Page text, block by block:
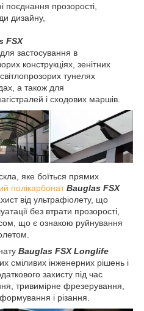
поєднання прозорості,
дизайну,
FSX
застосування в
конструкціях, зенітних
тунелях
а також для
і сходових маршів.
яке боїться прямих
полікарбонат Bauglas FSX
від ультрафіолету, що
без втрати прозорості,
що є ознакою руйнування
Bauglas FSX Longlife
сміливих інженерних рішень і
захисту під час
тривимірне фрезерування,
і різання.